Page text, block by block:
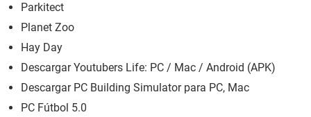
Parkitect
Planet Zoo
Hay Day
Descargar Youtubers Life: PC / Mac / Android (APK)
Descargar PC Building Simulator para PC, Mac
PC Fútbol 5.0